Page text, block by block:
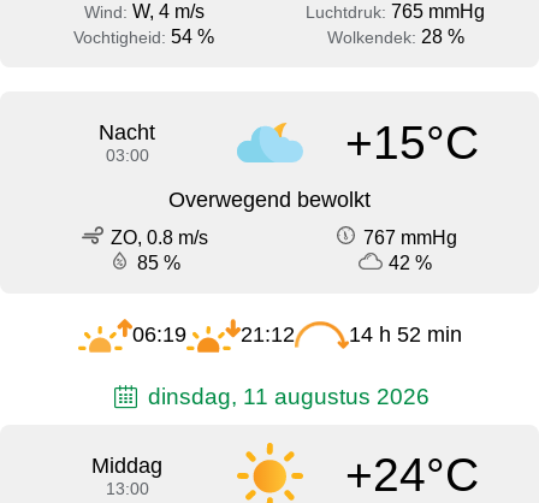
Wind: W, 4 m/s Luchtdruk: 765 mmHg
Vochtigheid: 54 % Wolkendek: 28 %
Nacht
03:00 +15°C
Overwegend bewolkt
ZO, 0.8 m/s
767 mmHg
85 %
42 %
06:19 21:12 14 h 52 min
dinsdag, 11 augustus 2026
Middag
13:00 +24°C